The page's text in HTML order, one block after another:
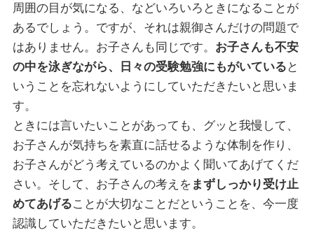
周囲の目が気になる、などいろいろときになることが
あるでしょう。ですが、それは親御さんだけの問題で
はありません。お子さんも同じです。 お子さんも不安
の中を泳ぎながら、日々の受験勉強にもがいている と
いうことを忘れないようにしていただきたいと思いま
す。
ときには言いたいことがあっても、グッと我慢して、
お子さんが気持ちを素直に話せるような体制を作り、
お子さんがどう考えているのかよく聞いてあげてくだ
さい。そして、お子さんの考えを まずしっかり受け止
めてあげることが大切なことだということを、今一度
認識していただきたいと思います。